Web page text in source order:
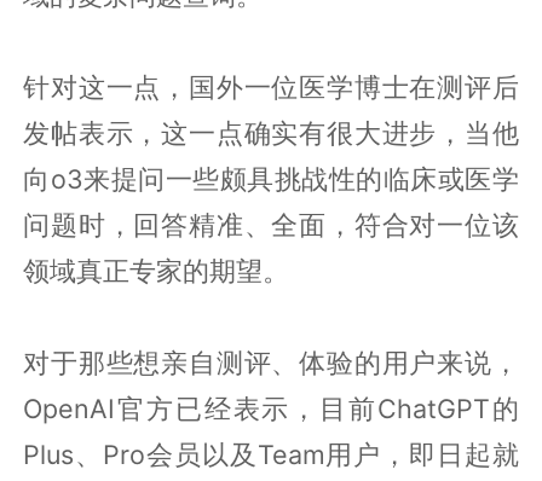
针对这一点，国外一位医学博士在测评后
发帖表示，这一点确实有很大进步，当他
向o3来提问一些颇具挑战性的临床或医学
问题时，回答精准、全面，符合对一位该
领域真正专家的期望。
对于那些想亲自测评、体验的用户来说，
OpenAI官方已经表示，目前ChatGPT的
Plus、Pro会员以及Team用户，即日起就